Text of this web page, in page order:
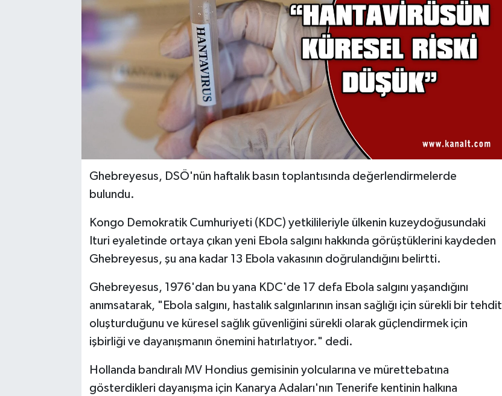
Ghebreyesus, DSÖ'nün haftalık basın toplantısında değerlendirmelerde
bulundu.
Kongo Demokratik Cumhuriyeti (KDC) yetkilileriyle ülkenin kuzeydoğusundaki
Ituri eyaletinde ortaya çıkan yeni Ebola salgını hakkında görüştüklerini kaydeden
Ghebreyesus, şu ana kadar 13 Ebola vakasının doğrulandığını belirtti.
Ghebreyesus, 1976'dan bu yana KDC'de 17 defa Ebola salgını yaşandığını
anımsatarak, "Ebola salgını, hastalık salgınlarının insan sağlığı için sürekli bir tehdit
oluşturduğunu ve küresel sağlık güvenliğini sürekli olarak güçlendirmek için
işbirliği ve dayanışmanın önemini hatırlatıyor." dedi.
Hollanda bandıralı MV Hondius gemisinin yolcularına ve mürettebatına
gösterdikleri dayanışma için Kanarya Adaları'nın Tenerife kentinin halkına